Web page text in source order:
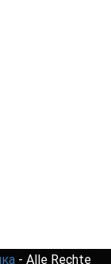
- Alle Rechte